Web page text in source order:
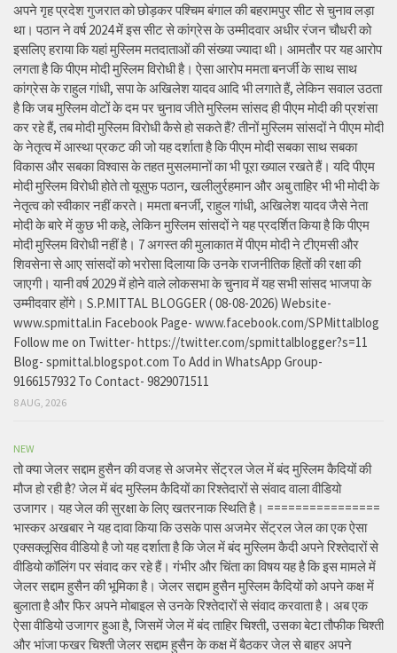
अपने गृह प्रदेश गुजरात को छोड़कर पश्चिम बंगाल की बहरामपुर सीट से चुनाव लड़ा
था। पठान ने वर्ष 2024 में इस सीट से कांग्रेस के उम्मीदवार अधीर रंजन चौधरी को
इसलिए हराया कि यहां मुस्लिम मतदाताओं की संख्या ज्यादा थी। आमतौर पर यह आरोप
लगता है कि पीएम मोदी मुस्लिम विरोधी है। ऐसा आरोप ममता बनर्जी के साथ साथ
कांग्रेस के राहुल गांधी, सपा के अखिलेश यादव आदि भी लगाते हैं, लेकिन सवाल उठता
है कि जब मुस्लिम वोटों के दम पर चुनाव जीते मुस्लिम सांसद ही पीएम मोदी की प्रशंसा
कर रहे हैं, तब मोदी मुस्लिम विरोधी कैसे हो सकते हैं? तीनों मुस्लिम सांसदों ने पीएम मोदी
के नेतृत्व में आस्था प्रकट की जो यह दर्शाता है कि पीएम मोदी सबका साथ सबका
विकास और सबका विश्वास के तहत मुसलमानों का भी पूरा ख्याल रखते हैं। यदि पीएम
मोदी मुस्लिम विरोधी होते तो यूसुफ पठान, खलीलुर्रहमान और अबु ताहिर भी भी मोदी के
नेतृत्व को स्वीकार नहीं करते। ममता बनर्जी, राहुल गांधी, अखिलेश यादव जैसे नेता
मोदी के बारे में कुछ भी कहे, लेकिन मुस्लिम सांसदों ने यह प्रदर्शित किया है कि पीएम
मोदी मुस्लिम विरोधी नहीं है। 7 अगस्त की मुलाकात में पीएम मोदी ने टीएमसी और
शिवसेना से आए सांसदों को भरोसा दिलाया कि उनके राजनीतिक हितों की रक्षा की
जाएगी। यानी वर्ष 2029 में होने वाले लोकसभा के चुनाव में यह सभी सांसद भाजपा के
उम्मीदवार होंगे। S.P.MITTAL BLOGGER ( 08-08-2026) Website-
www.spmittal.in Facebook Page- www.facebook.com/SPMittalblog
Follow me on Twitter- https://twitter.com/spmittalblogger?s=11
Blog- spmittal.blogspot.com To Add in WhatsApp Group-
9166157932 To Contact- 9829071511
8 AUG, 2026
NEW
तो क्या जेलर सद्दाम हुसैन की वजह से अजमेर सेंट्रल जेल में बंद मुस्लिम कैदियों की
मौज हो रही है? जेल में बंद मुस्लिम कैदियों का रिश्तेदारों से संवाद वाला वीडियो
उजागर। यह जेल की सुरक्षा के लिए खतरनाक स्थिति है। ================
भास्कर अखबार ने यह दावा किया कि उसके पास अजमेर सेंट्रल जेल का एक ऐसा
एक्सक्लूसिव वीडियो है जो यह दर्शाता है कि जेल में बंद मुस्लिम कैदी अपने रिश्तेदारों से
वीडियो कॉलिंग पर संवाद कर रहे हैं। गंभीर और चिंता का विषय यह है कि इस मामले में
जेलर सद्दाम हुसैन की भूमिका है। जेलर सद्दाम हुसैन मुस्लिम कैदियों को अपने कक्ष में
बुलाता है और फिर अपने मोबाइल से उनके रिश्तेदारों से संवाद करवाता है। अब एक
ऐसा वीडियो उजागर हुआ है, जिसमें जेल में बंद ताहिर चिश्ती, उसका बेटा तौफीक चिश्ती
और भांजा फखर चिश्ती जेलर सद्दाम हुसैन के कक्ष में बैठकर जेल से बाहर अपने